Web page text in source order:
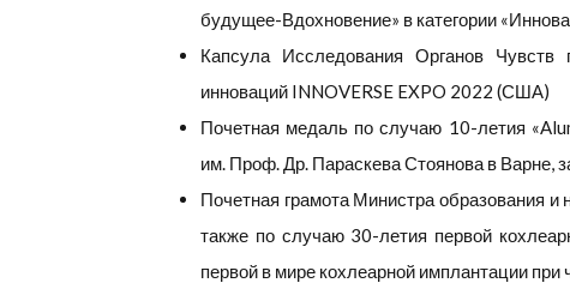
будущее-Вдохновение» в категории
Капсула Исследования Органов
инноваций INNOVERSE EXPO 2022 (США)
Почетная медаль по случаю 10-летия «
им. Проф.Др. Параскева Стоянова в Варне,
Почетная грамота Министра образования и
также по случаю 30-летия первой
первой в мире кохлеарной имплантации при